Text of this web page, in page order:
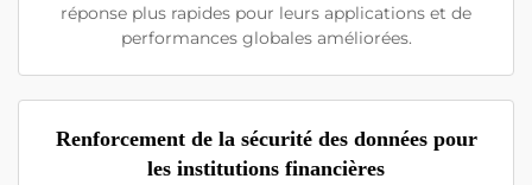
réponse plus rapides pour leurs applications et de
performances globales améliorées.
Renforcement de la sécurité des données pour
les institutions financières